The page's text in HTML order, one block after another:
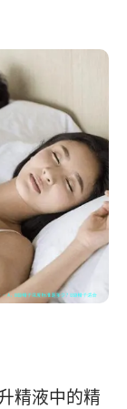
精液中的精